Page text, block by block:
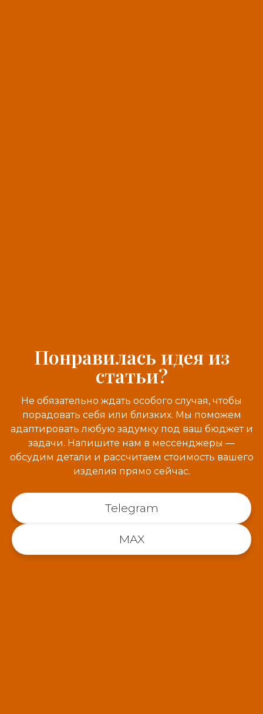
Понравилась идея из
статьи?
Не обязательно ждать особого случая, чтобы
порадовать себя или близких. Мы поможем
адаптировать любую задумку под ваш бюджет и
задачи. Напишите нам в мессенджеры —
обсудим детали и рассчитаем стоимость вашего
изделия прямо сейчас.
Telegram
MAX